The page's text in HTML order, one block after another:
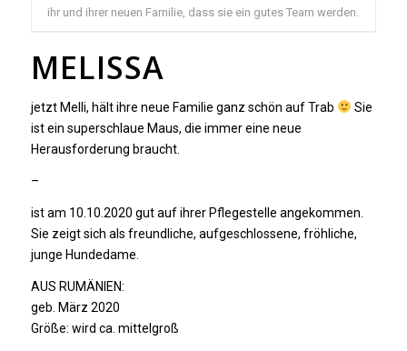
ihr und ihrer neuen Familie, dass sie ein gutes Team werden.
MELISSA
jetzt Melli, hält ihre neue Familie ganz schön auf Trab
Sie
ist ein superschlaue Maus, die immer eine neue
Herausforderung braucht.
–
ist am 10.10.2020 gut auf ihrer Pflegestelle angekommen.
Sie zeigt sich als freundliche, aufgeschlossene, fröhliche,
junge Hundedame.
AUS RUMÄNIEN:
geb. März 2020
Größe: wird ca. mittelgroß